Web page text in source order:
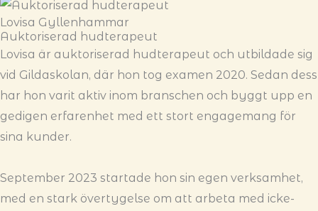
Lovisa Gyllenhammar
Auktoriserad hudterapeut
Lovisa är auktoriserad hudterapeut och utbildade sig
vid Gildaskolan, där hon tog examen 2020. Sedan dess
har hon varit aktiv inom branschen och byggt upp en
gedigen erfarenhet med ett stort engagemang för
sina kunder.
September 2023 startade hon sin egen verksamhet,
med en stark övertygelse om att arbeta med icke-